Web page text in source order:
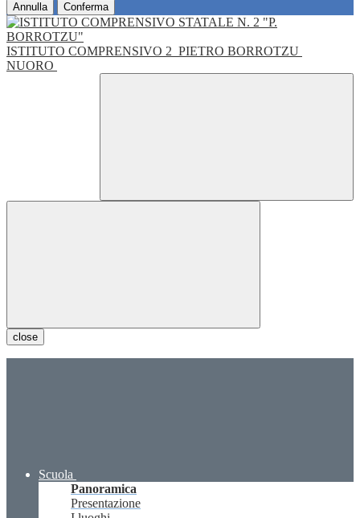
Annulla Conferma
ISTITUTO COMPRENSIVO 2 PIETRO BORROTZU
NUORO
close
Scuola
Panoramica
Presentazione